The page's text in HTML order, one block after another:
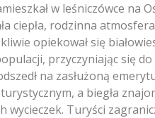
w leśniczówce na
ciepła, rodzinna
opiekował się
przyczyniając się
na zasłużoną
a biegła
wycieczek. Turyści